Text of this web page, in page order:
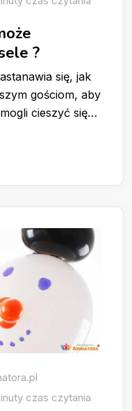
?
się, jak
gościom, aby
cieszyć się…
czas czytania